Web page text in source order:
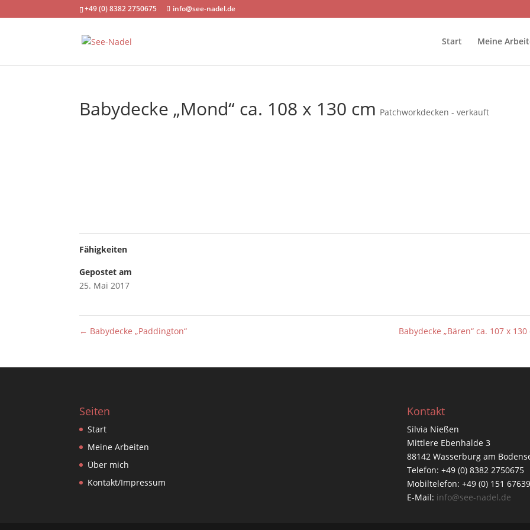
+49 (0) 8382 2750675 info@see-nadel.de
Start Meine
Babydecke „Mond“ ca. 108 x 130 cm Patchworkdecken - verkauft
Fähigkeiten
Gepostet am
25. Mai 2017
← Babydecke „Paddington“ Babydecke „Bären“ ca. 107 x 130
Seiten
Start
Meine Arbeiten
Über mich
Kontakt/Impressum
Kontakt
Silvia Nießen
Mittlere Ebenhalde 3
88142 Wasserburg am
Telefon: +49 (0) 8382 2750675
Mobiltelefon: +49 (0) 151
E-Mail: info@see-nadel.de